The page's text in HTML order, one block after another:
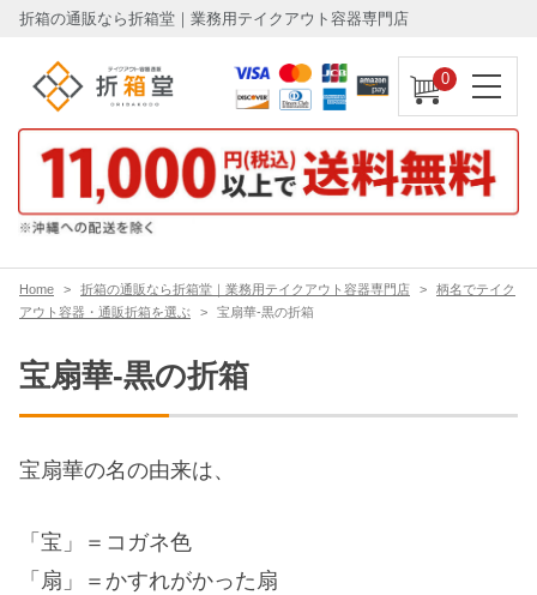
折箱の通販なら折箱堂｜業務用テイクアウト容器専門店
0
Home 折箱の通販なら折箱堂｜業務用テイクアウト容器専門店
柄名でテイク
アウト容器・通販折箱を選ぶ
宝扇華-黒の折箱
宝扇華-黒の折箱
宝扇華の名の由来は、
「宝」＝コガネ色
「扇」＝かすれがかった扇